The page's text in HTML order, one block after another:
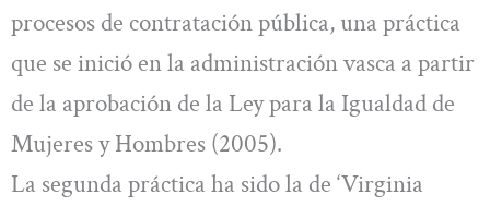
procesos de contratación pública, una práctica
que se inició en la administración vasca a partir
de la aprobación de la Ley para la Igualdad de
Mujeres y Hombres (2005).
La segunda práctica ha sido la de ‘Virginia